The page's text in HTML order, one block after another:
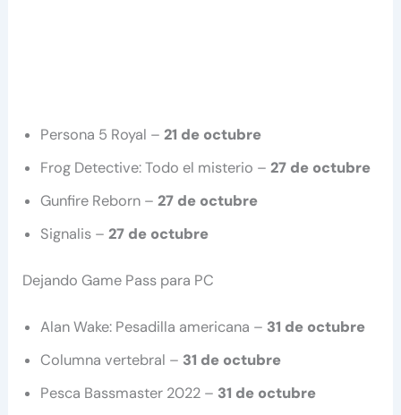
Persona 5 Royal – 21 de octubre
Frog Detective: Todo el misterio –27 de octubre
Gunfire Reborn –27 de octubre
Signalis –27 de octubre
Dejando Game Pass para PC
Alan Wake: Pesadilla americana – 31 de octubre
Columna vertebral – 31 de octubre
Pesca Bassmaster 2022 – 31 de octubre